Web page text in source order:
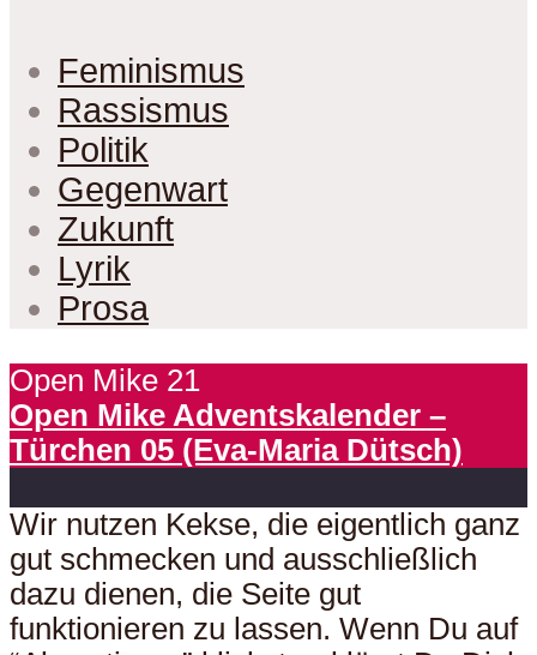
Feminismus
Rassismus
Politik
Gegenwart
Zukunft
Lyrik
Prosa
Open Mike 21
Open Mike Adventskalender –
Türchen 05 (Eva-Maria Dütsch)
Wir nutzen Kekse, die eigentlich ganz
gut schmecken und ausschließlich
dazu dienen, die Seite gut
funktionieren zu lassen. Wenn Du auf